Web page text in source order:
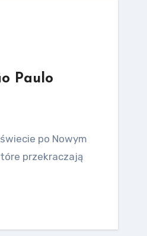
Paulo
po Nowym
przekraczają